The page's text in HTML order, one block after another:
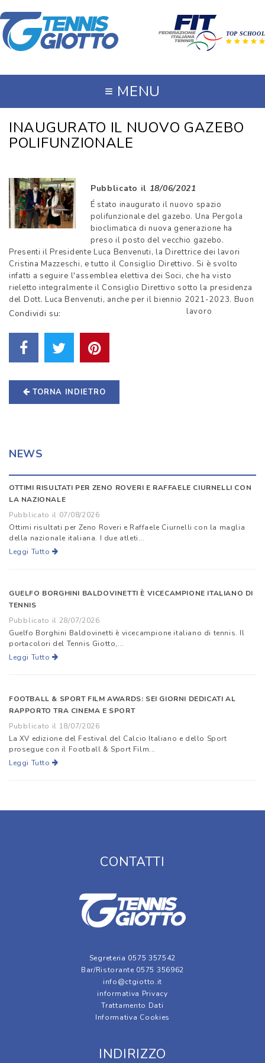
≡ MENU
INAUGURATO IL NUOVO GAZEBO
POLIFUNZIONALE
Pubblicato il 18/06/2021
É stato inaugurato il nuovo spazio
polifunzionale del gazebo. Una Pergola
bioclimatica di nuova generazione ha
preso il posto del vecchio gazebo.
Presenti il Presidente Luca Benvenuti, la Direttrice dei lavori
Cristina Mazzeschi, e tutto il Consiglio Direttivo. Si è svolto
infatti a seguire l'assemblea elettiva dei Soci, che ha visto
rieletto integralmente il Consiglio Direttivo sotto la presidenza
del Dott. Luca Benvenuti, anche per il biennio 2021-2023. Buon
lavoro
Condividi su:
TORNA INDIETRO
NEWS
OTTIMI RISULTATI PER ZENO ROVERI E RAFFAELE CIURNELLI CON
LA NAZIONALE
Pubblicato il 07/08/2026
Ottimi risultati per Zeno Roveri e Raffaele Ciurnelli con la maglia
della nazionale italiana. I due atleti...
Leggi Tutto
GUELFO BORGHINI BALDOVINETTI È VICECAMPIONE ITALIANO DI
TENNIS
Pubblicato il 28/07/2026
Guelfo Borghini Baldovinetti è vicecampione italiano di tennis. Il
portacolori del Tennis Giotto,...
Leggi Tutto
FOOTBALL & SPORT FILM AWARDS: SEI GIORNI DEDICATI AL
RAPPORTO TRA CINEMA E SPORT
Pubblicato il 18/07/2026
La XV edizione del Festival del Calcio Italiano e dello Sport
prosegue con il Football & Sport Film...
Leggi Tutto
CONTATTI
Segreteria 0575 357542
Bar/Ristorante 0575 356962
info@ctgiotto.it
informativa Privacy
Trattamento Dati
Informativa Cookies
INDIRIZZO